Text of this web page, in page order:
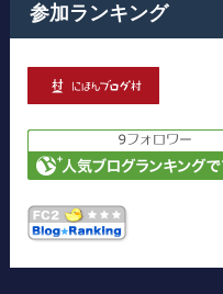
参加ランキング